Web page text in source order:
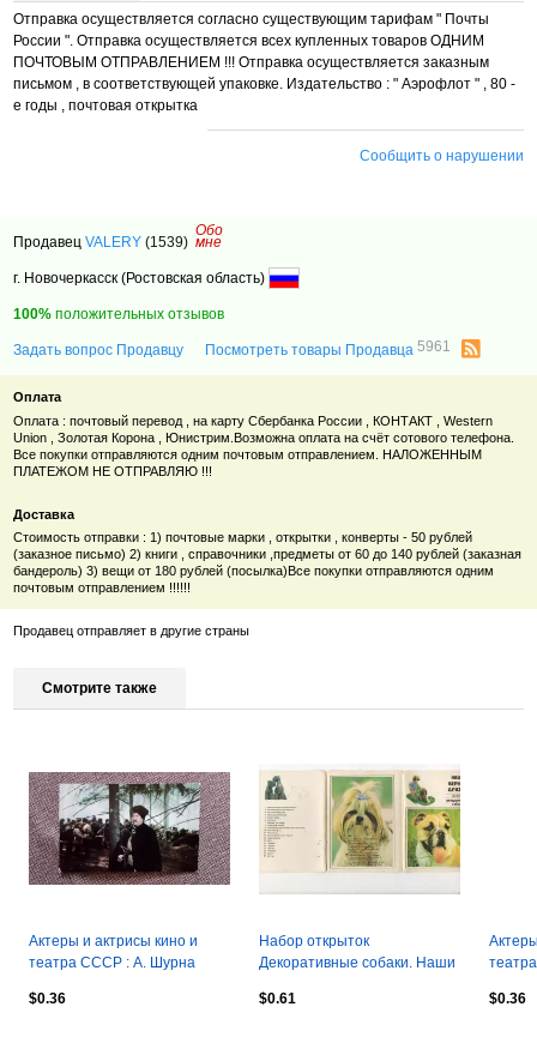
Отправка осуществляется согласно существующим тарифам " Почты
России ". Отправка осуществляется всех купленных товаров ОДНИМ
ПОЧТОВЫМ ОТПРАВЛЕНИЕМ !!! Отправка осуществляется заказным
письмом , в соответствующей упаковке. Издательство : " Аэрофлот " , 80 -
е годы , почтовая открытка
Сообщить о нарушении
ПродавецVALERY (1539)
Обо
мне
г. Новочеркасск (Ростовская область)
100% положительных отзывов
Задать вопрос Продавцу Посмотреть товары Продавца5961
Оплата
Оплата : почтовый перевод , на карту Сбербанка России , КОНТАКТ , Western
Union , Золотая Корона , Юнистрим.Возможна оплата на счёт сотового телефона.
Все покупки отправляются одним почтовым отправлением. НАЛОЖЕННЫМ
ПЛАТЕЖОМ НЕ ОТПРАВЛЯЮ !!!
Доставка
Стоимость отправки : 1) почтовые марки , открытки , конверты - 50 рублей
(заказное письмо) 2) книги , справочники ,предметы от 60 до 140 рублей (заказная
бандероль) 3) вещи от 180 рублей (посылка)Все покупки отправляются одним
почтовым отправлением !!!!!!
Продавец отправляет в другие страны
Смотрите также
Актеры и актрисы кино и
театра СССР : А. Шурна
"Пламя"
$0.36
Набор открыток
Декоративные собаки. Наши
$0.61
$0.36